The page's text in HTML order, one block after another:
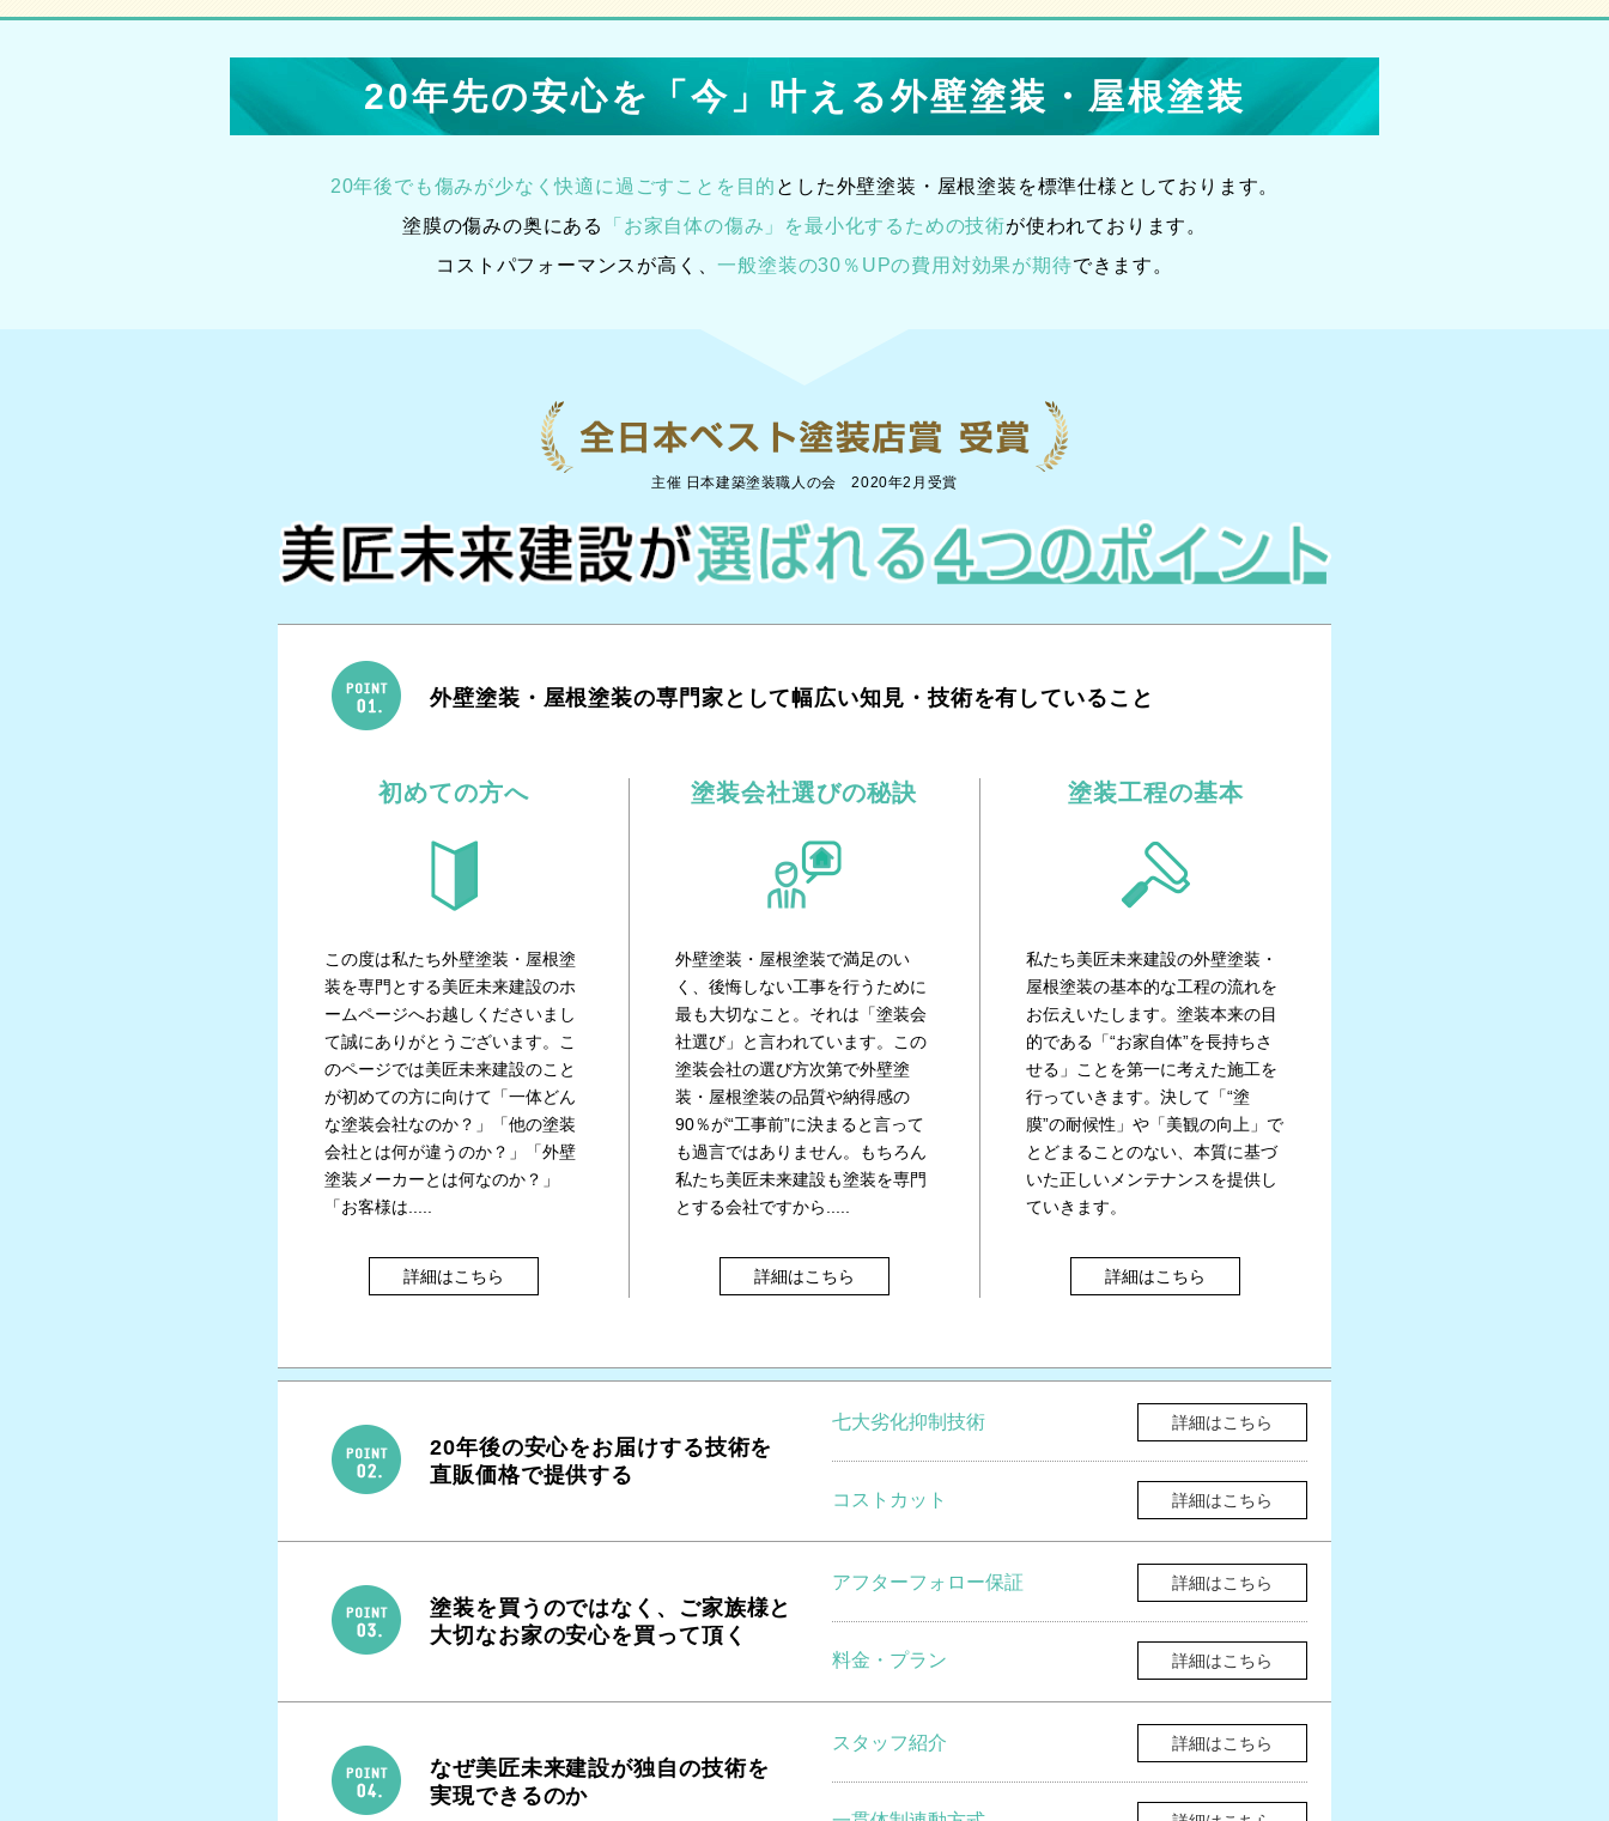
20年先の安心を「今」叶える外壁塗装・屋根塗装
20年後でも傷みが少なく快適に過ごすことを 目的 とした外壁塗装・屋根塗装を標準仕様としております。
塗膜の傷みの奥にある
「お家自体の傷み」を最小化するための技術が使われております。
コストパフォーマンスが高く、一般塗装の30％UPの費用対効果が期待できます。
主催 日本建築塗装職人の会 2020年2月受賞
外壁塗装・屋根塗装の専門家として幅広い知見・技術を有していること
初めての方へ
この度は私たち外壁塗装・屋根塗
装を専門とする美匠未来建設のホ
ームページへお越しくださいまし
て誠にありがとうございます。こ
のページでは美匠未来建設のこと
が初めての方に向けて「一体どん
な塗装会社なのか？」「他の塗装
会社とは何が違うのか？」「外壁
塗装メーカーとは何なのか？」
「お客様は.....
詳細はこちら
塗装会社選びの秘訣
外壁塗装・屋根塗装で満足のい
く、後悔しない工事を行うために
最も大切なこと。それは「塗装会
社選び」と言われています。この
塗装会社の選び方次第で外壁塗
装・屋根塗装の品質や納得感の
90％が“工事前”に決まると言って
も過言ではありません。もちろん
私たち美匠未来建設も塗装を専門
とする会社ですから.....
詳細はこちら
塗装工程の基本
私たち美匠未来建設の外壁塗装・
屋根塗装の基本的な工程の流れを
お伝えいたします。塗装本来の目
的である「“お家自体”を長持ちさ
せる」ことを第一に考えた施工を
行っていきます。決して「“塗
膜”の耐候性」や「美観の向上」で
とどまることのない、本質に基づ
いた正しいメンテナンスを提供し
ていきます。
詳細はこちら
20年後の安心をお届けする技術を
直販価格で提供する
七大劣化抑制技術 詳細はこちら
コストカット 詳細はこちら
塗装を買うのではなく、ご家族様と
大切なお家の安心を買って頂く
アフターフォロー保証 詳細はこちら
料金・プラン 詳細はこちら
なぜ美匠未来建設が独自の技術を
実現できるのか
スタッフ紹介 詳細はこちら